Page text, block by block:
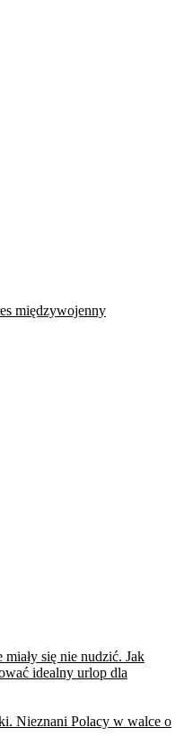
międzywojenny
się nie nudzić. Jak
idealny urlop dla
Nieznani Polacy w walce o